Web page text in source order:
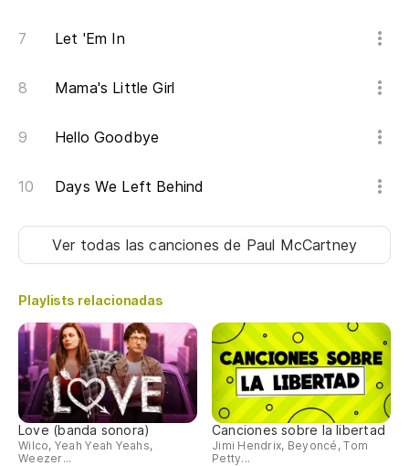
Let 'Em In
Mama's Little Girl
Hello Goodbye
Days We Left Behind
Ver todas las cancionesde Paul McCartney
Playlists relacionadas
Love (banda sonora)
Wilco, Yeah Yeah Yeahs,
Weezer...
Canciones sobre la libertad
Jimi Hendrix, Beyoncé, Tom
Petty...